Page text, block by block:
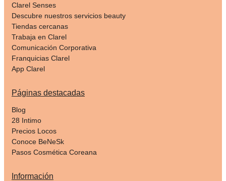
Clarel Senses
Descubre nuestros servicios beauty
Tiendas cercanas
Trabaja en Clarel
Comunicación Corporativa
Franquicias Clarel
App Clarel
Páginas destacadas
Blog
28 Intimo
Precios Locos
Conoce BeNeSk
Pasos Cosmética Coreana
Información